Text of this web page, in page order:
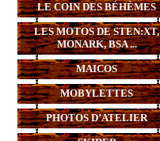
LE COIN DES BÉHÈMES
LES MOTOS DE STEN:XT,
MONARK, BSA ...
MAICOS
MOBYLETTES
PHOTOS D’ATELIER